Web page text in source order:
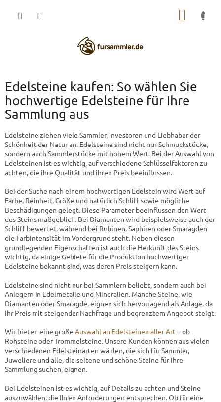
Edelsteine ​​kaufen: So wählen Sie
hochwertige Edelsteine ​​für Ihre
Sammlung aus
Edelsteine ​​ziehen viele Sammler, Investoren und Liebhaber der
Schönheit der Natur an. Edelsteine ​​sind nicht nur Schmuckstücke,
sondern auch Sammlerstücke mit hohem Wert. Bei der Auswahl von
Edelsteinen ist es wichtig, auf verschiedene Schlüsselfaktoren zu
achten, die ihre Qualität und ihren Preis beeinflussen.
Bei der Suche nach einem hochwertigen Edelstein wird Wert auf
Farbe, Reinheit, Größe und natürlich Schliff sowie mögliche
Beschädigungen gelegt. Diese Parameter beeinflussen den Wert
des Steins maßgeblich. Bei Diamanten wird beispielsweise auch der
Schliff bewertet, während bei Rubinen, Saphiren oder Smaragden
die Farbintensität im Vordergrund steht. Neben diesen
grundlegenden Eigenschaften ist auch die Herkunft des Steins
wichtig, da einige Gebiete für die Produktion hochwertiger
Edelsteine ​​bekannt sind, was deren Preis steigern kann.
Edelsteine ​​sind nicht nur bei Sammlern beliebt, sondern auch bei
Anlegern in Edelmetalle und Mineralien. Manche Steine, wie
Diamanten oder Smaragde, eignen sich hervorragend als Anlage, da
ihr Preis mit steigender Nachfrage und begrenztem Angebot steigt.
Wir bieten eine große Auswahl an Edelsteinen aller Art – ob
Rohsteine ​​oder Trommelsteine. Unsere Kunden können aus vielen
verschiedenen Edelsteinarten wählen, die sich für Sammler,
Juweliere und alle, die seltene und schöne Steine ​​für ihre
Sammlung suchen, eignen.
Bei Edelsteinen ist es wichtig, auf Details zu achten und Steine ​​
auszuwählen, die Ihren Anforderungen entsprechen. Ob für eine